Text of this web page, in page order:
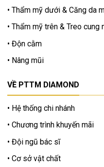
Thẩm mỹ dưới & Căng da
Thẩm mỹ trên & Treo cung
Độn cằm
Nâng mũi
VỀ PTTM DIAMOND
Hệ thống chi nhánh
Chương trình khuyến mãi
Đội ngũ bác sĩ
Cơ sở vật chất